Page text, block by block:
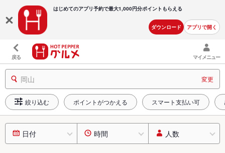
はじめてのアプリ予約で最大1,000円分ポイントもらえる
ダウンロード アプリで開く
戻る マイメニュー
岡山 変更
絞り込む ポイントがつかえる スマート支払い可
日付 時間 人数